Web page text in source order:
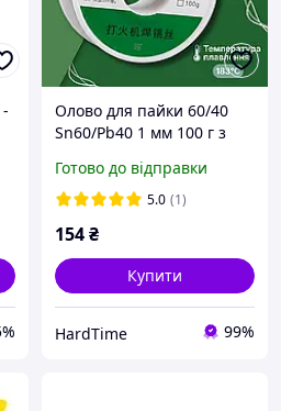
Олово для пайки 60/40
Sn60/Pb40 1 мм 100 г з
яний дріт для паяльника
Готово до відправки
5.0 (1)
154₴
Купити
HardTime 99%